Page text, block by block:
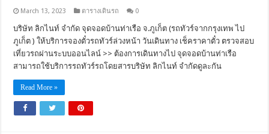
March 13, 2023 ตารางเดินรถ 0
บริษัท ลิกไนท์ จำกัด จุดจอดบ้านท่าเรือ จ.ภูเก็ต (รถทัวร์จากกรุงเทพ ไป
ภูเก็ต ) ให้บริการจองตั๋วรถทัวร์ล่วงหน้า วันเดินทาง เช็คราคาตั๋ว ตรวจสอบ
เที่ยวรถผ่านระบบออนไลน์ >> ต้องการเดินทางไป จุดจอดบ้านท่าเรือ
สามารถใช้บริการรถทัวร์รถโดยสารบริษัท ลิกไนท์ จำกัดดูละกัน
Read More »